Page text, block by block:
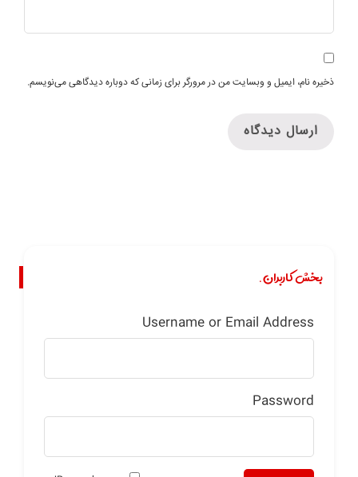
ذخیره نام، ایمیل و وبسایت من در مرورگر برای زمانی که دوباره دیدگاهی می‌نویسم.
بخش کاربران.
Username or Email Address
Password